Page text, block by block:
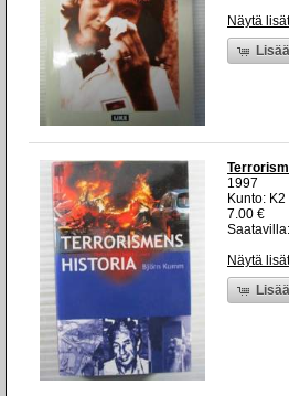
Näytä
1997
Kunto:
7.00 €
Näytä